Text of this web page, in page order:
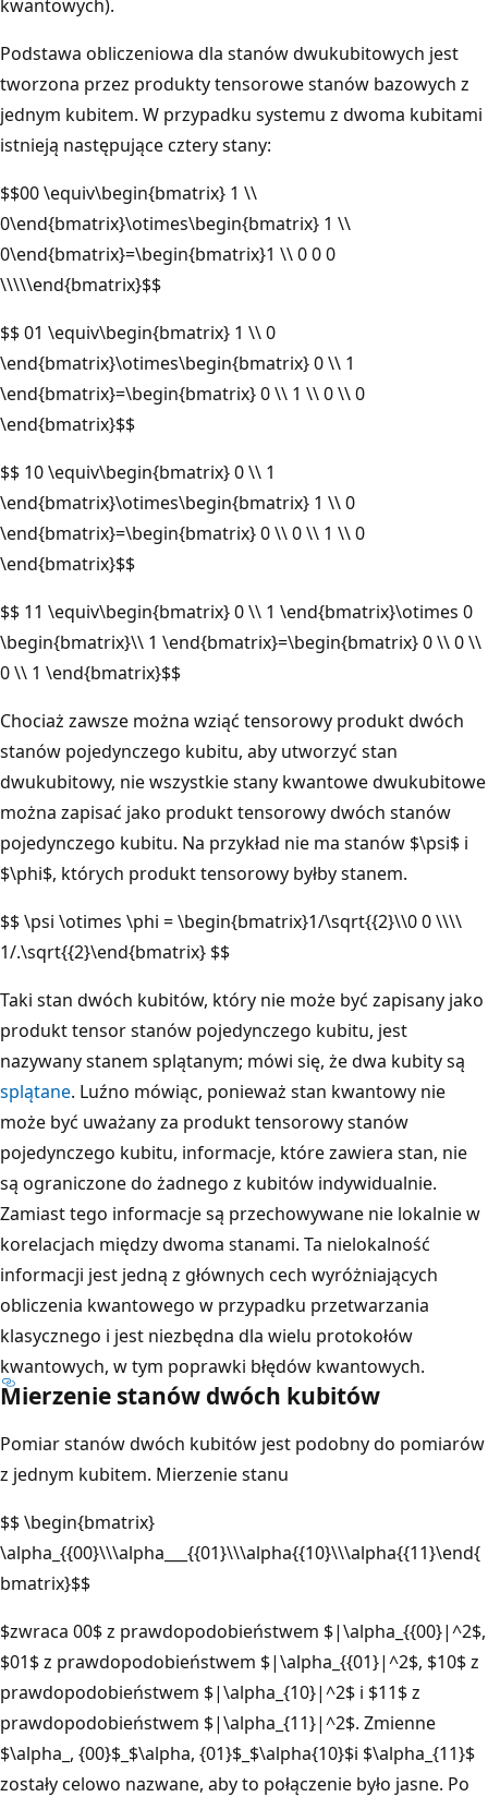
kwantowych).
Podstawa obliczeniowa dla stanów dwukubitowych jest
tworzona przez produkty tensorowe stanów bazowych z
jednym kubitem. W przypadku systemu z dwoma kubitami
istnieją następujące cztery stany:
$$00 \equiv\begin{bmatrix} 1 \\
0\end{bmatrix}\otimes\begin{bmatrix} 1 \\
0\end{bmatrix}=\begin{bmatrix}1 \\ 0 0 0
\\\\\end{bmatrix}$$
$$ 01 \equiv\begin{bmatrix} 1 \\ 0
\end{bmatrix}\otimes\begin{bmatrix} 0 \\ 1
\end{bmatrix}=\begin{bmatrix} 0 \\ 1 \\ 0 \\ 0
\end{bmatrix}$$
$$ 10 \equiv\begin{bmatrix} 0 \\ 1
\end{bmatrix}\otimes\begin{bmatrix} 1 \\ 0
\end{bmatrix}=\begin{bmatrix} 0 \\ 0 \\ 1 \\ 0
\end{bmatrix}$$
$$ 11 \equiv\begin{bmatrix} 0 \\ 1 \end{bmatrix}\otimes 0
\begin{bmatrix}\\ 1 \end{bmatrix}=\begin{bmatrix} 0 \\ 0 \\
0 \\ 1 \end{bmatrix}$$
Chociaż zawsze można wziąć tensorowy produkt dwóch
stanów pojedynczego kubitu, aby utworzyć stan
dwukubitowy, nie wszystkie stany kwantowe dwukubitowe
można zapisać jako produkt tensorowy dwóch stanów
pojedynczego kubitu. Na przykład nie ma stanów $\psi$ i
$\phi$, których produkt tensorowy byłby stanem.
$$ \psi \otimes \phi = \begin{bmatrix}1/\sqrt{{2}\\0 0 \\\\
1/.\sqrt{{2}\end{bmatrix} $$
Taki stan dwóch kubitów, który nie może być zapisany jako
produkt tensor stanów pojedynczego kubitu, jest
nazywany stanem splątanym; mówi się, że dwa kubity są
splątane. Luźno mówiąc, ponieważ stan kwantowy nie
może być uważany za produkt tensorowy stanów
pojedynczego kubitu, informacje, które zawiera stan, nie
są ograniczone do żadnego z kubitów indywidualnie.
Zamiast tego informacje są przechowywane nie lokalnie w
korelacjach między dwoma stanami. Ta nielokalność
informacji jest jedną z głównych cech wyróżniających
obliczenia kwantowego w przypadku przetwarzania
klasycznego i jest niezbędna dla wielu protokołów
kwantowych, w tym poprawki błędów kwantowych.
Mierzenie stanów dwóch kubitów
Pomiar stanów dwóch kubitów jest podobny do pomiarów
z jednym kubitem. Mierzenie stanu
$$ \begin{bmatrix}
\alpha_{{00}\\\alpha___{{01}\\\alpha{{10}\\\alpha{{11}\end{
bmatrix}$$
$zwraca 00$ z prawdopodobieństwem $|\alpha_{{00}|^2$,
$01$ z prawdopodobieństwem $|\alpha_{{01}|^2$, $10$ z
prawdopodobieństwem $|\alpha_{10}|^2$ i $11$ z
prawdopodobieństwem $|\alpha_{11}|^2$. Zmienne
$\alpha_, {00}$_$\alpha, {01}$_$\alpha{10}$i $\alpha_{11}$
zostały celowo nazwane, aby to połączenie było jasne. Po